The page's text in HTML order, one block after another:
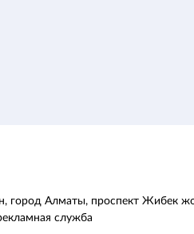
город Алматы, проспект Жибек
служба